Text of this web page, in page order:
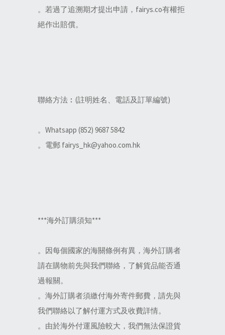
。若過了追溯期才提出申請，fairys.co有權拒
絕作出賠償。
聯絡方法︰(註明姓名、電話及訂單編號)
。Whatsapp (852) 9687 5842
。電郵 fairys_hk@yahoo.com.hk
***海外訂購須知***
。因每個國家的海關條例有異，海外訂購者
請在購物前先與我們聯絡，了解貨品能否通
過報關。
。海外訂購者須繳付海外寄件郵費，請先與
我們聯絡以了解付運方式及收費詳情。
。由於海外付運風險較大，我們無法保證貨